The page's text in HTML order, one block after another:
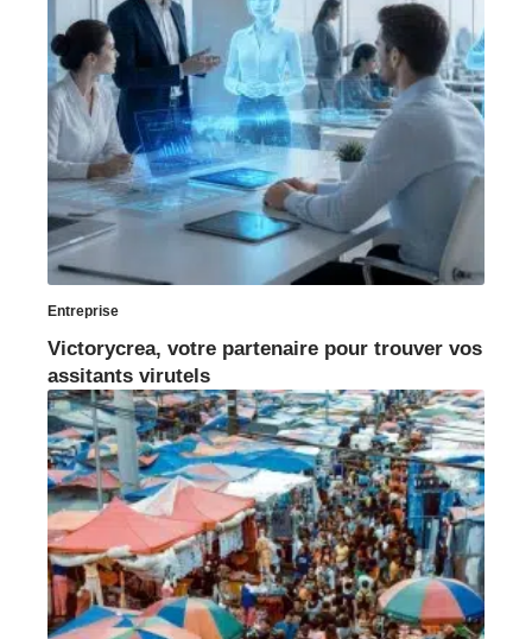
Entreprise
Victorycrea, votre partenaire pour trouver vos
assitants virutels